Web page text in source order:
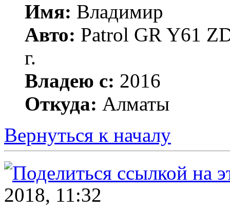
Имя: Владимир
Авто: Patrol GR Y61
г.
Владею с: 2016
Откуда: Алматы
Вернуться к началу
2018, 11:32